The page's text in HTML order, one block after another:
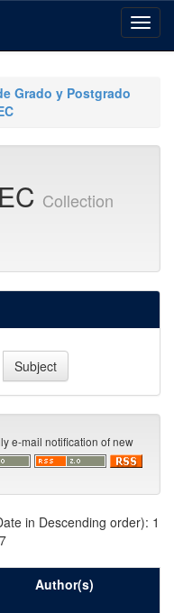
Grado y Postgrado
Collection
e-mail notification of new
in Descending order): 1
Author(s)